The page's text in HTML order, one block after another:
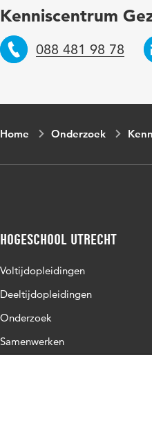
Kenniscentrum
Telefoon
088 481 98 78
Home Onderzoek
Hogeschool Utrecht
Voltijdopleidingen
Deeltijdopleidingen
Onderzoek
Samenwerken